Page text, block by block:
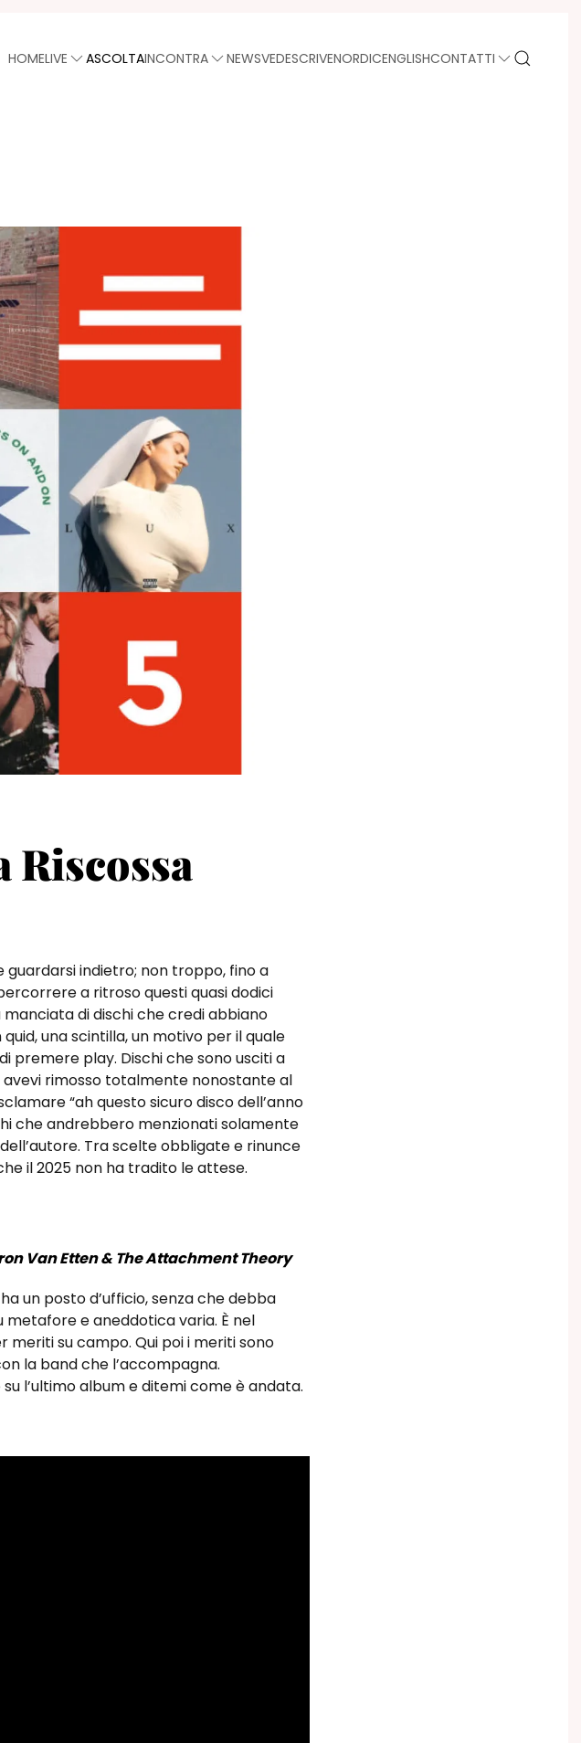
HOMELIVE ASCOLTAINCONTRA NEWSVEDESCRIVENORDICENGLISHCONTATTI
Riscossa
guardarsi indietro; non troppo, fino a
a ritroso questi quasi dodici
di dischi che credi abbiano
una scintilla, un motivo per il quale
premere play. Dischi che sono usciti a
rimosso totalmente nonostante al
“ah questo sicuro disco dell’anno
che andrebbero menzionati solamente
Tra scelte obbligate e rinunce
il 2025 non ha tradito le attese.
Van Etten & The Attachment Theory
un posto d’ufficio, senza che debba
e aneddotica varia. È nel
su campo. Qui poi i meriti sono
la band che l’accompagna.
l’ultimo album e ditemi come è andata.